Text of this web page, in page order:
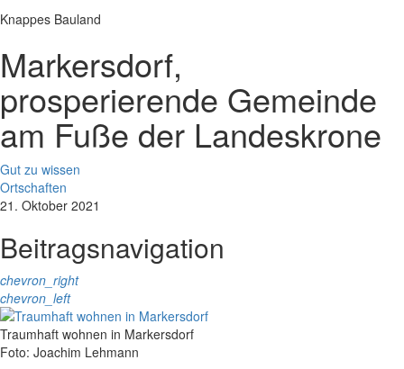
Knappes Bauland
Markersdorf,
prosperierende Gemeinde
am Fuße der Landeskrone
Gut zu wissen
Ortschaften
21. Oktober 2021
Beitragsnavigation
chevron_right
chevron_left
Traumhaft wohnen in Markersdorf
Foto: Joachim Lehmann